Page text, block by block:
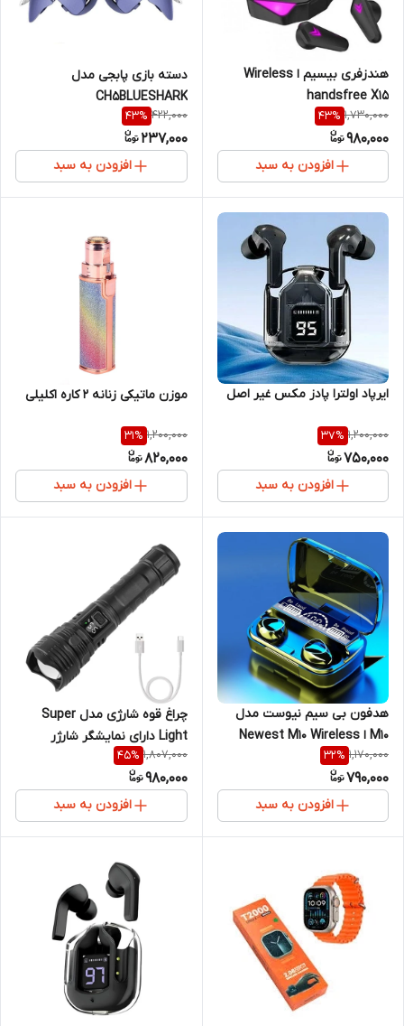
هندزفری بیسیم ا Wireless
handsfree X15
1,730,000
43%
980,000
افزودن به سبد
دسته بازی پابجی مدل
CH5BLUESHARK
422,000
43%
237,000
افزودن به سبد
ایرپاد اولترا پادز مکس غیر اصل
1,200,000
37%
750,000
افزودن به سبد
موزن ماتیکی زنانه ۲ کاره اکلیلی
1,200,000
31%
820,000
افزودن به سبد
هدفون بی سیم نیوست مدل
M10 ا Newest M10 Wireless
Headphone
1,170,000
32%
790,000
افزودن به سبد
چراغ قوه شارژی مدل Super
Light دارای نمایشگر شارژر
1,807,000
45%
980,000
افزودن به سبد